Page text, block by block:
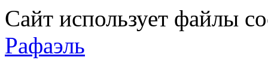
Сайт использует файлы
Рафаэль